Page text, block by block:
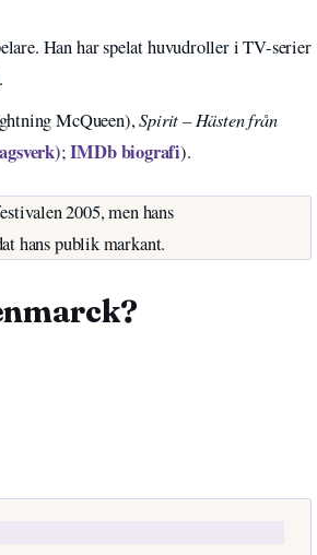
Han har spelat huvudroller i TV-serier
McQueen),Spirit – Hästen från
;IMDb biografi).
2005, men hans
hans publik markant.